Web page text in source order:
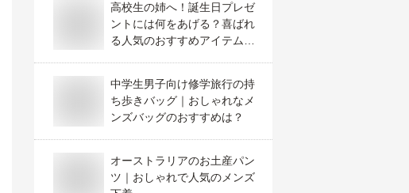
高校生の姉へ！誕生日プレゼ
ントには何をあげる？喜ばれ
る人気のおすすめアイテムを
中学生男子向け修学旅行の持
ち歩きバッグ｜おしゃれなメ
ンズバッグのおすすめは？
オーストラリアのお土産パン
ツ｜おしゃれで人気のメンズ